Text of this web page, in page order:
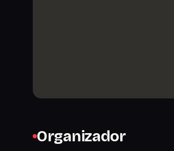
Organizador